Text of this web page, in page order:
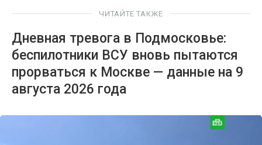
ЧИТАЙТЕ ТАКЖЕ
Дневная тревога в Подмосковье:
беспилотники ВСУ вновь пытаются
прорваться к Москве — данные на 9
августа 2026 года